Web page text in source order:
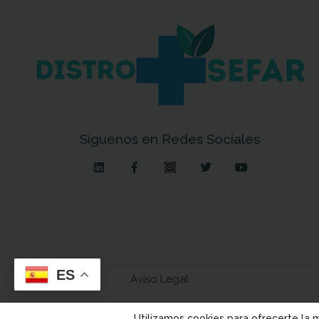
Síguenos en Redes Sociales
Aviso Legal
ES